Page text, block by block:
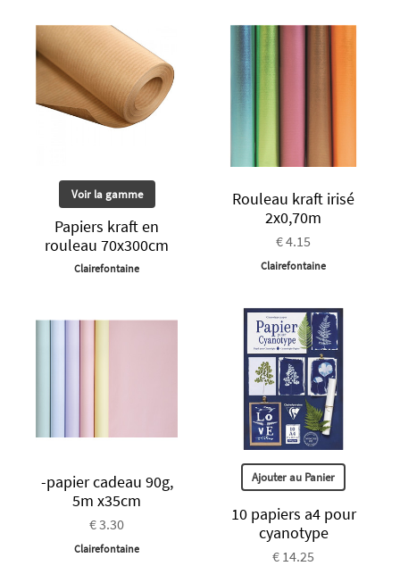
Voir la gamme
Papiers kraft en
rouleau 70x300cm
Clairefontaine
Rouleau kraft irisé
2x0,70m
€ 4.15
Clairefontaine
-papier cadeau 90g,
5m x35cm
€ 3.30
Clairefontaine
Ajouter au Panier
10 papiers a4 pour
cyanotype
€ 14.25